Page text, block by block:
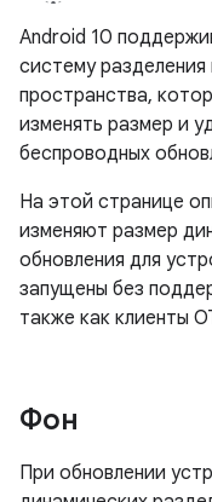
Android 10
систему разделения
пространства,
изменять размер и
беспроводных
На этой странице
изменяют размер
обновления для
запущены без
также как клиенты
Фон
При обновлении